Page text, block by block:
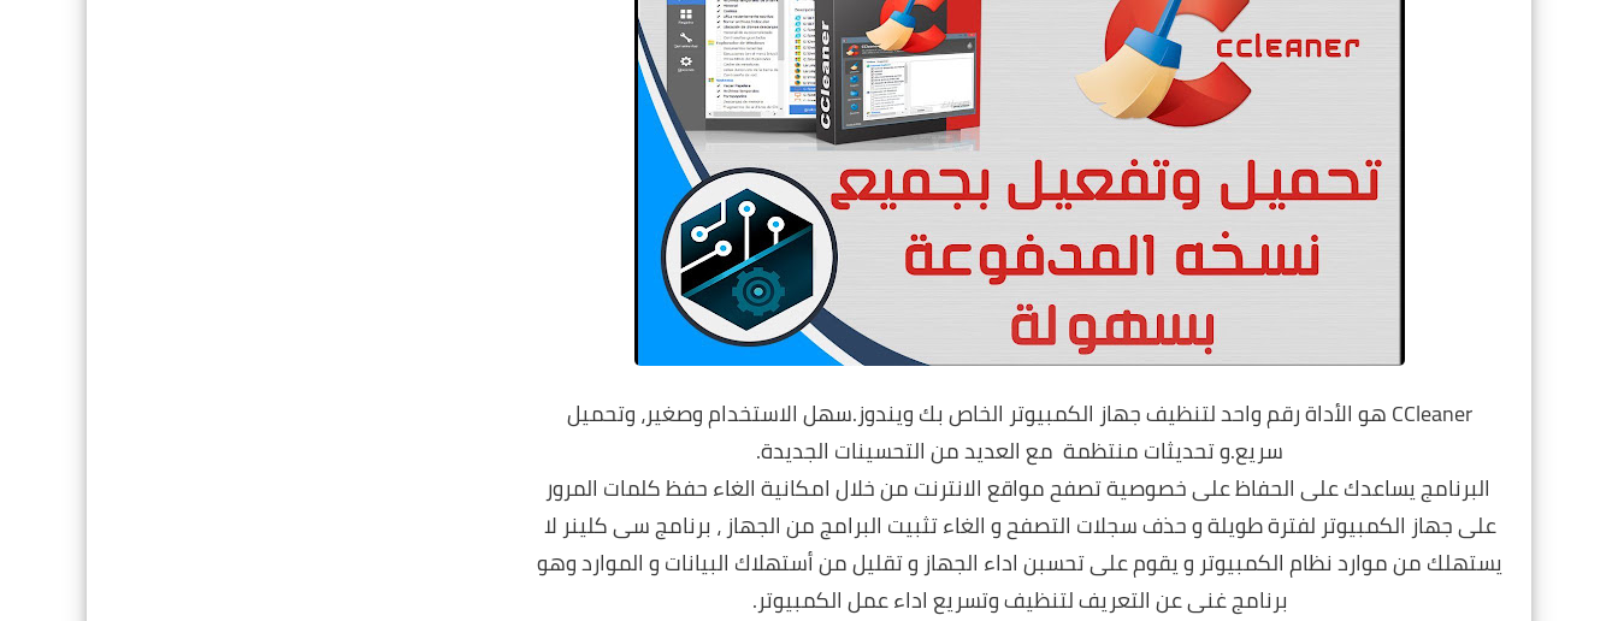
CCleanerهو الأداة رقم واحد لتنظيف جهاز الكمبيوتر الخاص بك ويندوز.سهل الاستخدام وصغير، وتحميل
سريع.و تحديثات منتظمة معالعديد من التحسينات الجديدة.
البرنامج يساعدك على الحفاظ على خصوصية تصفح مواقع الانترنت من خلال امكانية الغاء حفظ كلمات المرور
على جهاز الكمبيوتر لفترة طويلة و حذف سجلات التصفح و الغاء تثبيت البرامج من الجهاز ، برنامج سى كلينر لا
يستهلك من موارد نظام الكمبيوتر و يقوم على تحسبن اداء الجهاز و تقليل من أستهلاك البيانات و الموارد وهو
برنامج غنى عن التعريف لتنظيف وتسريع اداء عمل الكمبيوتر.